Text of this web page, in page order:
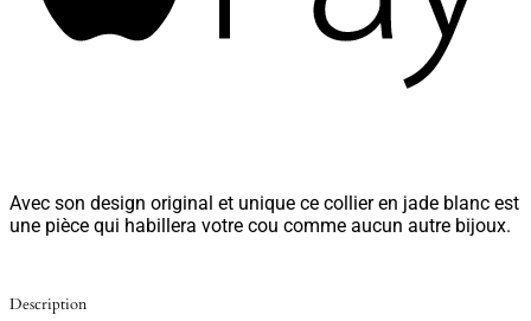
Avec son design original et unique ce collier en jade blanc est
une pièce qui habillera votre cou comme aucun autre bijoux.
Description